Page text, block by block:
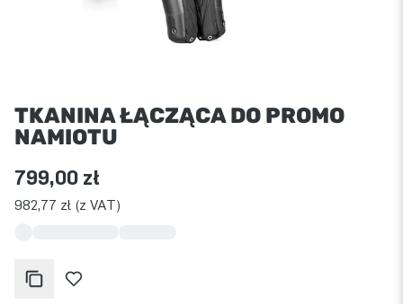
TKANINA ŁĄCZĄCA DO PROMO
NAMIOTU
799,00 zł
982,77 zł (z VAT)